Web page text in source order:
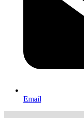
Email